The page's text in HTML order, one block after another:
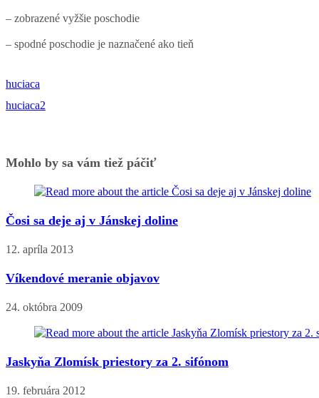
– zobrazené vyžšie poschodie
– spodné poschodie je naznačené ako tieň
huciaca
huciaca2
Mohlo by sa vám tiež páčiť
Čosi sa deje aj v Jánskej doline
12. apríla 2013
Víkendové meranie objavov
24. októbra 2009
Jaskyňa Zlomísk priestory za 2. sifónom
19. februára 2012